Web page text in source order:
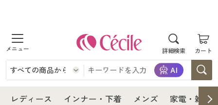
詳細検索 カート
商品を探す
レディース
インナー・下着
レディース インナー・下着 メンズ 家電・雑貨
レディース
レディース通販すべて
レディースファッション
インナー・下着
インナー・下着通販すべて
メンズ